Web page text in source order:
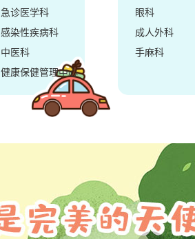
急诊医学科
感染性疾病科
中医科
健康保健管理中心
眼科
成人外科
手麻科